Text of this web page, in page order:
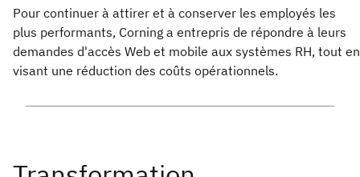
Pour continuer à attirer et à conserver les employés les
plus performants, Corning a entrepris de répondre à leurs
demandes d'accès Web et mobile aux systèmes RH, tout en
visant une réduction des coûts opérationnels.